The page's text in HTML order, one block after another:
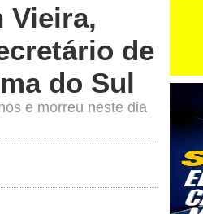
Vieira,
de
do Sul
e morreu neste dia